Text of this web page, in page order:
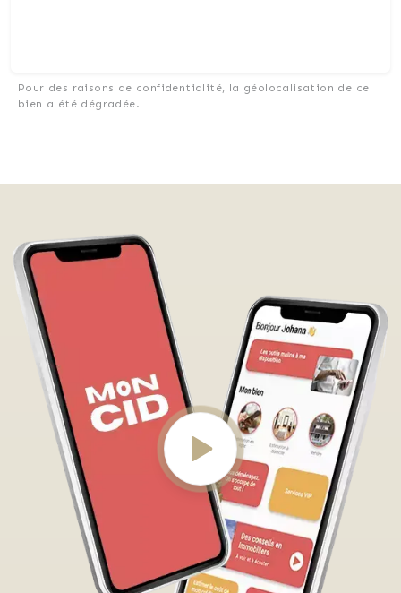
Pour des raisons de confidentialité, la géolocalisation de ce
bien a été dégradée.